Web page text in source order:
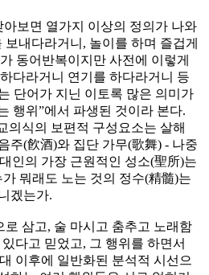
보면 열가지 이상의 정의가 나와
내다라거니, 놀이를 하며 즐겁게
동어반복이지만 사전에 이렇게
다라거니 연기를 하다라거니 등
단어가 지닌 이토록 많은 의미가
행위”에서 파생된 것이라 본다.
의식의 보편적 구성요소는 살해
주(飮酒)와 집단 가무(歌舞) - 나중
인의 가장 근원적인 성소(聖所)는
뭐래도 노는 것의 정수(精髓)는
겠는가.
로 삼고, 술 마시고 춤추고 노래함
다고 믿었고, 그 행위를 하면서
이후에 일반화된 분석적 시선으